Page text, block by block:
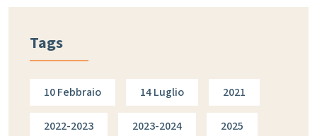
Tags
10 Febbraio 14 Luglio 2021
2022-2023 2023-2024 2025